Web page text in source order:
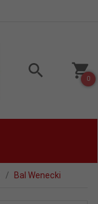
0
Bal Wenecki